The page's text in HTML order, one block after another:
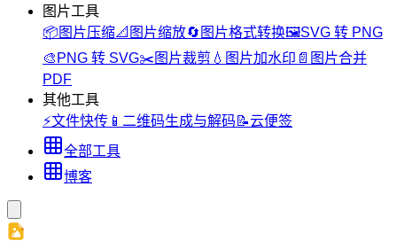
图片工具
📦 图片压缩📐 图片缩放🔄 图片格式转换🖼️SVG 转 PNG
🎨 PNG 转 SVG✂️图片裁剪 💧 图片加水印 📄 图片合并
PDF
其他工具
⚡文件快传 📱 二维码生成与解码 📝云便签
全部工具
博客